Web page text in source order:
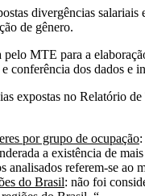
divergências
de gênero.
MTE para a
conferência dos dados e
expostas no Relatório
por grupo de ocupação
a existência de
analisados referem-se ao
do Brasil: não foi